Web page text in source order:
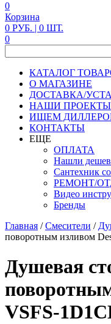
0
Корзина
0 РУБ. | 0 ШТ.
0
КАТАЛОГ
О МАГАЗИНЕ
ДОСТАВКА/
НАШИ ПРОЕКТЫ
ИЩЕМ
КОНТАКТЫ
ЕЩЕ
ОПЛАТА
Нашли
Сантехник
РЕМОНТ/
Видео
Бренды
Главная /Смесители /
поворотным изливом
Душевая
VSFS-